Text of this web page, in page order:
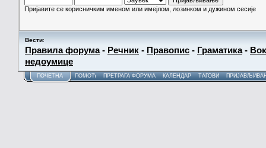
Пријавите се корисничким именом или имејлом, лозинком и дужином сесије
Вести:
Правила форума- Речник - Правопис - Граматика-
недоумице
ПОЧЕТНА ПОМОЋ ПРЕТРАГА ФОРУМА КАЛЕНДАР ТАГОВИ